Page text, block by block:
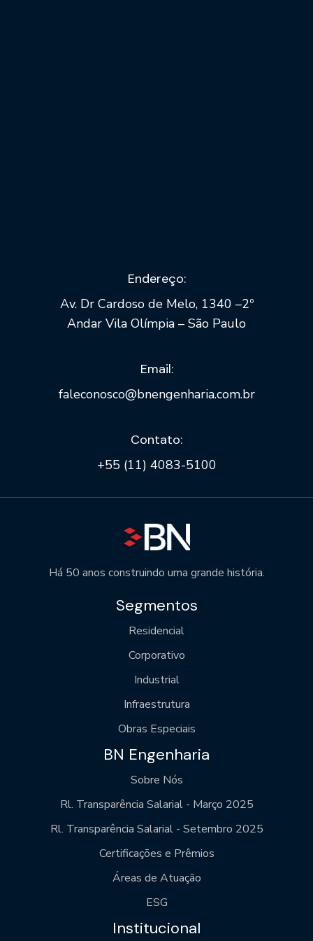
Endereço:
Av. Dr Cardoso de Melo, 1340 –2º
Andar Vila Olímpia – São Paulo
Email:
faleconosco@bnengenharia.com.br
Contato:
+55 (11) 4083-5100
Há 50 anos construindo uma grande história.
Segmentos
Residencial
Corporativo
Industrial
Infraestrutura
Obras Especiais
BN Engenharia
Sobre Nós
Rl. Transparência Salarial - Março 2025
Rl. Transparência Salarial - Setembro 2025
Certificações e Prêmios
Áreas de Atuação
ESG
Institucional